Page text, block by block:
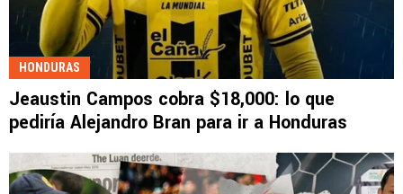
HONDURAS
Jeaustin Campos cobra $18,000: lo que
pediría Alejandro Bran para ir a Honduras